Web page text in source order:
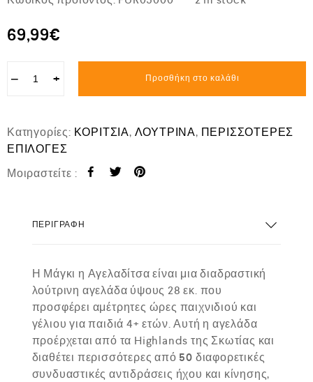
69,99€
− + Προσθήκη στο καλάθι
Κατηγορίες: ΚΟΡΙΤΣΙΑ, ΛΟΥΤΡΙΝΑ, ΠΕΡΙΣΣΟΤΕΡΕΣ
ΕΠΙΛΟΓΕΣ
Μοιραστείτε :
ΠΕΡΙΓΡΑΦΉ
Η Μάγκι η Αγελαδίτσαείναι μια διαδραστική
λούτρινη αγελάδα ύψους 28 εκ. που
προσφέρει αμέτρητες ώρες παιχνιδιού και
γέλιου για παιδιά 4+ ετών. Αυτή η αγελάδα
προέρχεται από τα Highlands της Σκωτίας και
διαθέτει περισσότερες από 50 διαφορετικές
συνδυαστικές αντιδράσεις ήχου και κίνησης,